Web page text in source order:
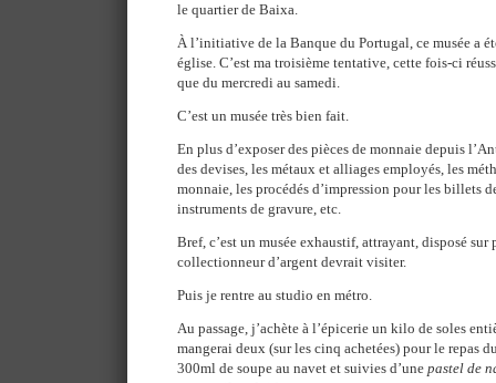
le quartier de Baixa.
À l’initiative de la Banque du Portugal, ce musée a
église. C’est ma troisième tentative, cette fois-ci
que du mercredi au samedi.
C’est un musée très bien fait.
En plus d’exposer des pièces de monnaie depuis
des devises, les métaux et alliages employés, les
monnaie, les procédés d’impression pour les billets
instruments de gravure, etc.
Bref, c’est un musée exhaustif, attrayant, disposé sur
collectionneur d’argent devrait visiter.
Puis je rentre au studio en métro.
Au passage, j’achète à l’épicerie un kilo de soles
mangerai deux (sur les cinq achetées) pour le repas
300ml de soupe au navet et suivies d’une pastel de